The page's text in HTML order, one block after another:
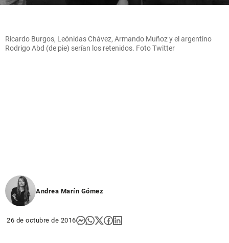
Ricardo Burgos, Leónidas Chávez, Armando Muñoz y el argentino
Rodrigo Abd (de pie) serían los retenidos. Foto Twitter
Andrea Marín Gómez
26 de octubre de 2016